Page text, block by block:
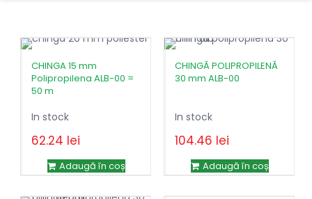
CHINGA 15 mm
Polipropilena ALB-00 =
50 m
In stock
62.24 lei
Adaugă în coș
CHINGĂ POLIPROPILENĂ
30 mm ALB-00
In stock
inițial
a
104.46 lei
curent
este:
Adaugă în coș